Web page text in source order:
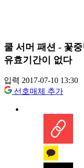
쿨 서머 패션 - 꽃
유효기간이 없다
입력 2017-07-10 13:30
선호매체 추가